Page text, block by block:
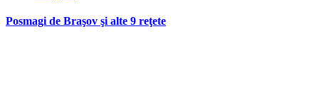
Posmagi de Braşov şi alte 9 reţete